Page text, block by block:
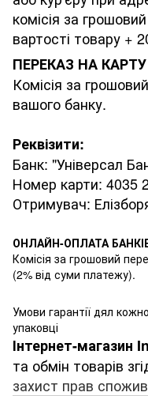
комісія за
вартості товару +
ПЕРЕКАЗ НА
Комісія за
вашого банку.
Реквізити:
Банк: "Універсал
Номер карти: 4035
Отримувач:
ОНЛАЙН-ОПЛАТА
Комісія за грошовий
(2% від суми платежу).
Умови гарантії дял
упаковці
Інтернет-магазин
та обмін товарів
захист прав